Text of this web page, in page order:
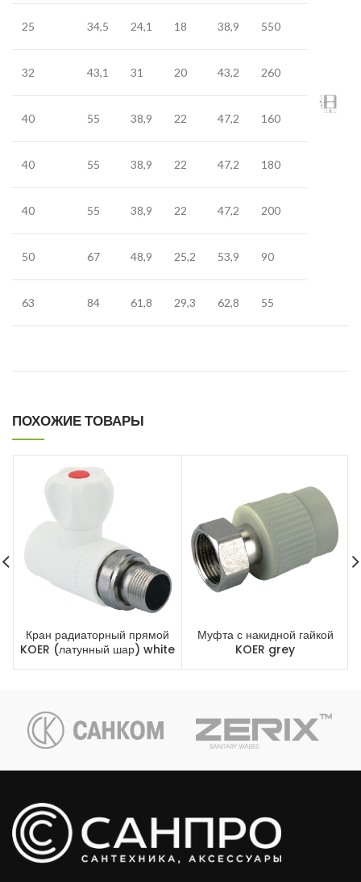
25 34,5 24,1 18 38,9 550
32 43,1 31 20 43,2 260
40 55 38,9 22 47,2 160
40 55 38,9 22 47,2 180
40 55 38,9 22 47,2 200
50 67 48,9 25,2 53,9 90
63 84 61,8 29,3 62,8 55
ПОХОЖИЕ ТОВАРЫ
Кран радиаторный прямой
KOER (латунный шар) white
Муфта с накидной гайкой
KOER grey